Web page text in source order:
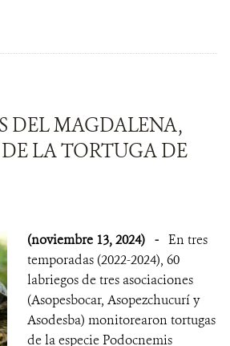
DEL MAGDALENA,
LA TORTUGA DE
(noviembre 13, 2024) - En tres
temporadas (2022-2024), 60
labriegos de tres asociaciones
(Asopesbocar, Asopezchucurí y
Asodesba) monitorearon tortugas
de la especie Podocnemis